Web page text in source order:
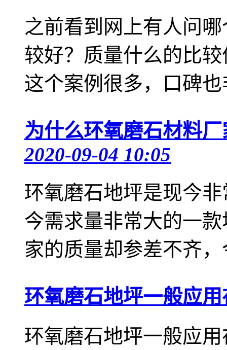
之前看到网上有人问
较好？质量什么的比
这个案例很多，口碑
为什么环氧磨石材料
2020-09-04 10:05
环氧磨石地坪是现今
今需求量非常大的一
家的质量却参差不齐
环氧磨石地坪一般应
环氧磨石地坪一般应